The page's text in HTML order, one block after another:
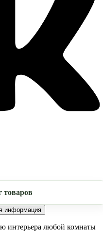
товаров
информация
интерьера любой комнаты